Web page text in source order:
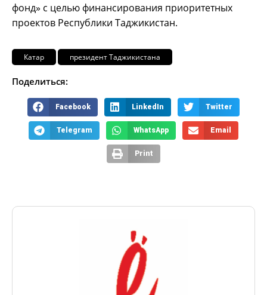
фонд» с целью финансирования приоритетных
проектов Республики Таджикистан.
Катар президент Таджикистана
Поделиться:
Facebook LinkedIn Twitter
Telegram WhatsApp Email
Print